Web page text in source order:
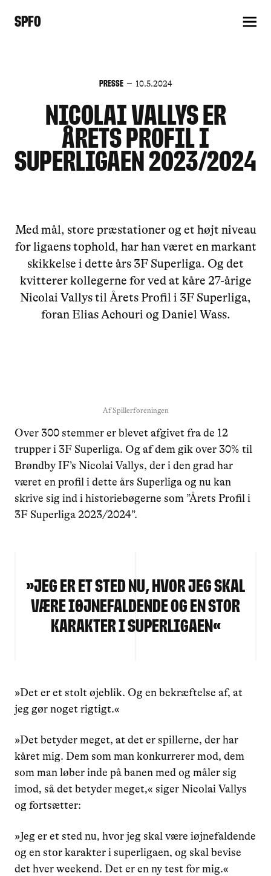
SPFO
Presse 10.5.2024
Nicolai Vallys er
Årets Profil i
Superligaen 2023/2024
Med mål, store præstationer og et højt niveau
for ligaens tophold, har han været en markant
skikkelse i dette års 3F Superliga. Og det
kvitterer kollegerne for ved at kåre 27-årige
Nicolai Vallys til Årets Profil i 3F Superliga,
foran Elias Achouri og Daniel Wass.
AfSpillerforeningen
Over 300 stemmer er blevet afgivet fra de 12
trupper i 3F Superliga. Og af dem gik over 30% til
Brøndby IF’s Nicolai Vallys, der i den grad har
været en profil i dette års Superliga og nu kan
skrive sig ind i historiebøgerne som ”Årets Profil i
3F Superliga 2023/2024”.
»Jeg er et sted nu, hvor jeg skal
være iøjnefaldende og en stor
karakter i superligaen«
»Det er et stolt øjeblik. Og en bekræftelse af, at
jeg gør noget rigtigt.«
»Det betyder meget, at det er spillerne, der har
kåret mig. Dem som man konkurrerer mod, dem
som man løber inde på banen med og måler sig
imod, så det betyder meget,« siger Nicolai Vallys
og fortsætter:
»Jeg er et sted nu, hvor jeg skal være iøjnefaldende
og en stor karakter i superligaen, og skal bevise
det hver weekend. Det er en ny test for mig.«